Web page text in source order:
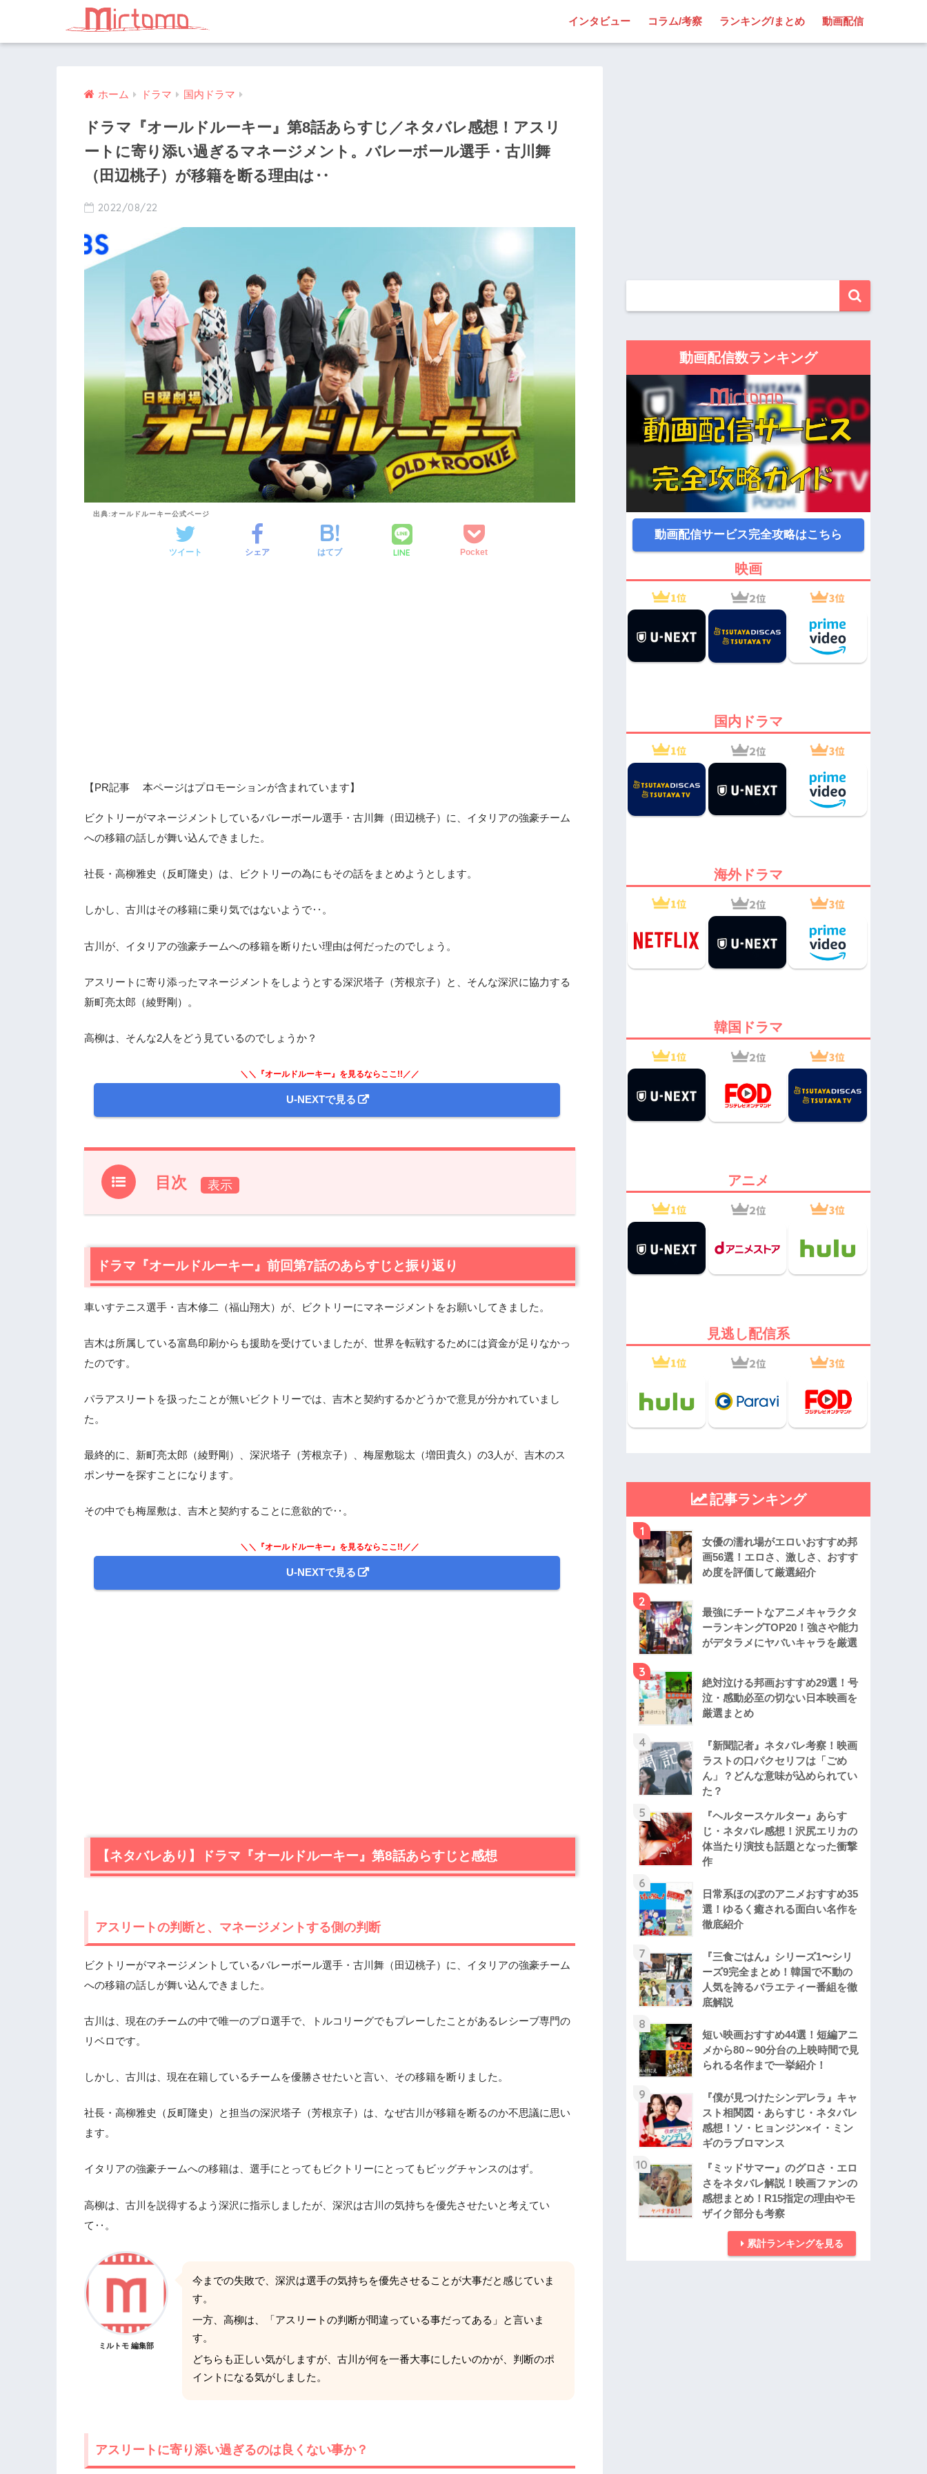
インタビュー コラム/考察 ランキング/まとめ 動画配信
ホーム ドラマ 国内ドラマ
ドラマ『オールドルーキー』第8話あらすじ／ネタバレ感想！アスリ
ートに寄り添い過ぎるマネージメント。バレーボール選手・古川舞
（田辺桃子）が移籍を断る理由は‥
2022/08/22
出典:オールドルーキー公式ページ
ツイート シェア はてブ LINE Pocket
【PR記事 本ページはプロモーションが含まれています】
ビクトリーがマネージメントしているバレーボール選手・古川舞（田辺桃子）に、イタリアの強豪チーム
への移籍の話しが舞い込んできました。
社長・高柳雅史（反町隆史）は、ビクトリーの為にもその話をまとめようとします。
しかし、古川はその移籍に乗り気ではないようで‥。
古川が、イタリアの強豪チームへの移籍を断りたい理由は何だったのでしょう。
アスリートに寄り添ったマネージメントをしようとする深沢塔子（芳根京子）と、そんな深沢に協力する
新町亮太郎（綾野剛）。
高柳は、そんな2人をどう見ているのでしょうか？
＼＼『オールドルーキー』を見るならここ!!／／
U-NEXTで見る
目次
1.ドラマ『オールドルーキー』前回第7話のあらすじと振り返り
2.1 アスリートの判断と、マネージメントする側の判断
2.2アスリートに寄り添い過ぎるのは良くない事か？
2.3 バレーボール選手・古川舞（田辺桃子）が移籍を断った理由
3. ドラマ『オールドルーキー』第8話まとめ
ドラマ『オールドルーキー』前回第7話のあらすじと振り返り
車いすテニス選手・吉木修二（福山翔大）が、ビクトリーにマネージメントをお願いしてきました。
吉木は所属している富島印刷からも援助を受けていましたが、世界を転戦するためには資金が足りなかっ
たのです。
パラアスリートを扱ったことが無いビクトリーでは、吉木と契約するかどうかで意見が分かれていまし
た。
最終的に、新町亮太郎（綾野剛）、深沢塔子（芳根京子）、梅屋敷聡太（増田貴久）の3人が、吉木のス
ポンサーを探すことになります。
その中でも梅屋敷は、吉木と契約することに意欲的で‥。
＼＼『オールドルーキー』を見るならここ!!／／
U-NEXTで見る
【ネタバレあり】ドラマ『オールドルーキー』第8話あらすじと感想
アスリートの判断と、マネージメントする側の判断
ビクトリーがマネージメントしているバレーボール選手・古川舞（田辺桃子）に、イタリアの強豪チーム
への移籍の話しが舞い込んできました。
古川は、現在のチームの中で唯一のプロ選手で、トルコリーグでもプレーしたことがあるレシーブ専門の
リベロです。
しかし、古川は、現在在籍しているチームを優勝させたいと言い、その移籍を断りました。
社長・高柳雅史（反町隆史）と担当の深沢塔子（芳根京子）は、なぜ古川が移籍を断るのか不思議に思い
ます。
イタリアの強豪チームへの移籍は、選手にとってもビクトリーにとってもビッグチャンスのはず。
高柳は、古川を説得するよう深沢に指示しましたが、深沢は古川の気持ちを優先させたいと考えてい
て‥。
ミルトモ 編集部
今までの失敗で、深沢は選手の気持ちを優先させることが大事だと感じていま
す。
一方、高柳は、「アスリートの判断が間違っている事だってある」と言いま
す。
どちらも正しい気がしますが、古川が何を一番大事にしたいのかが、判断のポ
イントになる気がしました。
アスリートに寄り添い過ぎるのは良くない事か？
動画配信数ランキング
動画配信サービス完全攻略はこちら
映画
国内ドラマ
海外ドラマ
韓国ドラマ
アニメ
見逃し配信系
記事ランキング
1
女優の濡れ場がエロいおすすめ邦
画56選！エロさ、激しさ、おすす
め度を評価して厳選紹介
2
最強にチートなアニメキャラクタ
ーランキングTOP20！強さや能力
がデタラメにヤバいキャラを厳選
3
絶対泣ける邦画おすすめ29選！号
泣・感動必至の切ない日本映画を
厳選まとめ
4
『新聞記者』ネタバレ考察！映画
ラストの口パクセリフは「ごめ
ん」？どんな意味が込められてい
た？
5
『ヘルタースケルター』あらす
じ・ネタバレ感想！沢尻エリカの
体当たり演技も話題となった衝撃
作
6
日常系ほのぼのアニメおすすめ35
選！ゆるく癒される面白い名作を
徹底紹介
7
『三食ごはん』シリーズ1〜シリ
ーズ9完全まとめ！韓国で不動の
人気を誇るバラエティー番組を徹
底解説
8
短い映画おすすめ44選！短編アニ
メから80～90分台の上映時間で見
られる名作まで一挙紹介！
9
『僕が見つけたシンデレラ』キャ
スト相関図・あらすじ・ネタバレ
感想！ソ・ヒョンジン×イ・ミン
ギのラブロマンス
10
『ミッドサマー』のグロさ・エロ
さをネタバレ解説！映画ファンの
感想まとめ！R15指定の理由やモ
ザイク部分も考察
累計ランキングを見る